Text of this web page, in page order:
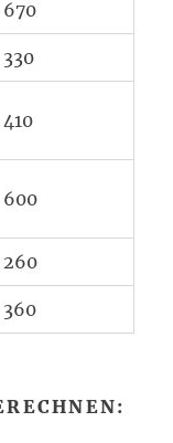
670
330
410
600
260
360